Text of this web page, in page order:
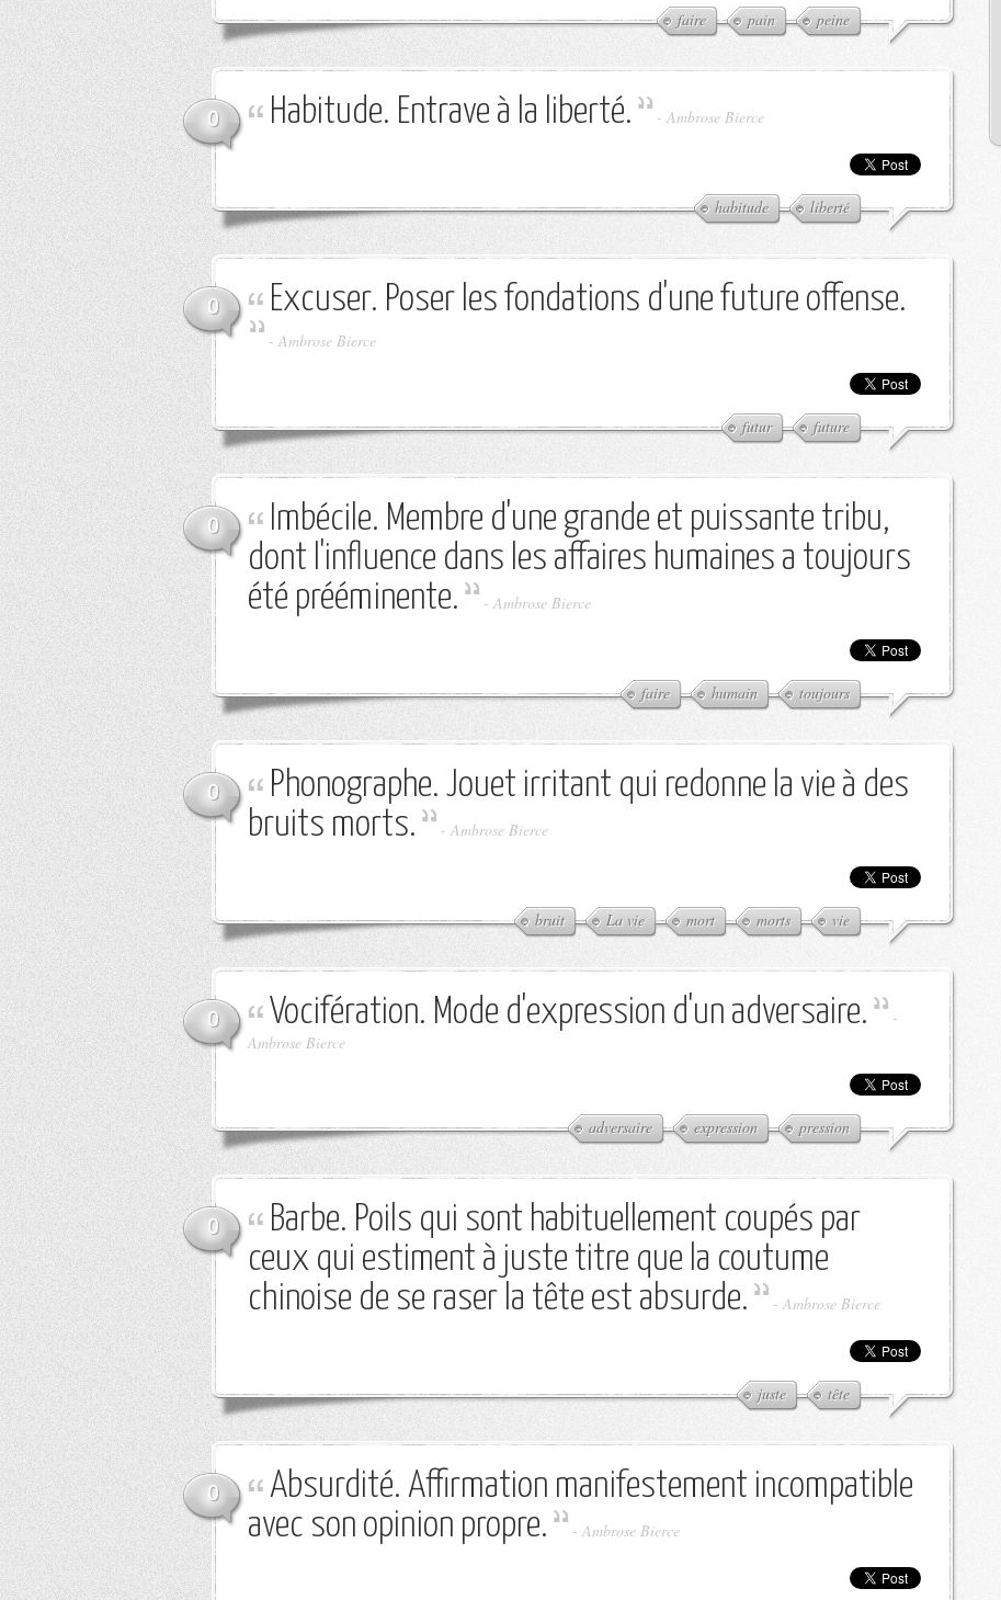
faire pain peine
0 Habitude. Entrave à la liberté. - Ambrose Bierce
habitude liberté
0 Excuser. Poser les fondations d'une future offense.
- Ambrose Bierce
futur future
0
Imbécile. Membre d'une grande et puissante tribu,
dont l'influence dans les affaires humaines a toujours
été prééminente.
- Ambrose Bierce
faire humain toujours
0
Phonographe. Jouet irritant qui redonne la vie à des
bruits morts.
- Ambrose Bierce
bruit La vie mort morts vie
0 Vocifération. Mode d'expression d'un adversaire.
-
Ambrose Bierce
adversaire expression pression
0
Barbe. Poils qui sont habituellement coupés par
ceux qui estiment à juste titre que la coutume
chinoise de se raser la tête est absurde.
- Ambrose Bierce
juste tête
0
Absurdité. Affirmation manifestement incompatible
avec son opinion propre.
- Ambrose Bierce